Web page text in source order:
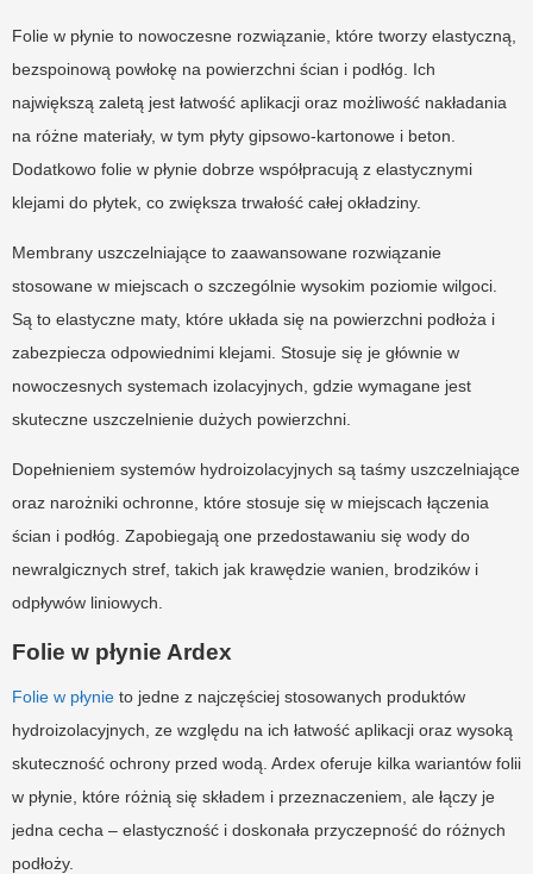
Folie w płynie to nowoczesne rozwiązanie, które tworzy elastyczną,
bezspoinową powłokę na powierzchni ścian i podłóg. Ich
największą zaletą jest łatwość aplikacji oraz możliwość nakładania
na różne materiały, w tym płyty gipsowo-kartonowe i beton.
Dodatkowo folie w płynie dobrze współpracują z elastycznymi
klejami do płytek, co zwiększa trwałość całej okładziny.
Membrany uszczelniające to zaawansowane rozwiązanie
stosowane w miejscach o szczególnie wysokim poziomie wilgoci.
Są to elastyczne maty, które układa się na powierzchni podłoża i
zabezpiecza odpowiednimi klejami. Stosuje się je głównie w
nowoczesnych systemach izolacyjnych, gdzie wymagane jest
skuteczne uszczelnienie dużych powierzchni.
Dopełnieniem systemów hydroizolacyjnych są taśmy uszczelniające
oraz narożniki ochronne, które stosuje się w miejscach łączenia
ścian i podłóg. Zapobiegają one przedostawaniu się wody do
newralgicznych stref, takich jak krawędzie wanien, brodzików i
odpływów liniowych.
Folie w płynie Ardex
Folie w płynie to jedne z najczęściej stosowanych produktów
hydroizolacyjnych, ze względu na ich łatwość aplikacji oraz wysoką
skuteczność ochrony przed wodą. Ardex oferuje kilka wariantów folii
w płynie, które różnią się składem i przeznaczeniem, ale łączy je
jedna cecha – elastyczność i doskonała przyczepność do różnych
podłoży.